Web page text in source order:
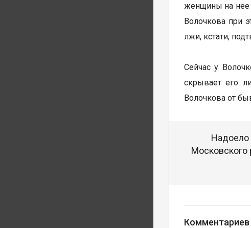
женщины на нее
Волочкова при
лжи, кстати,
Сейчас у
скрывает его
Волочкова от
Надоело
Московского
Комментариев